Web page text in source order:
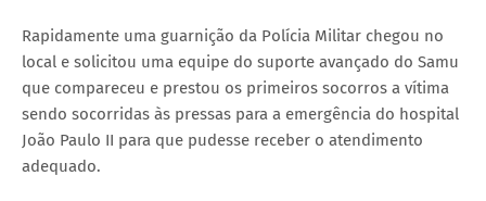
Rapidamente uma guarnição da Polícia Militar chegou no
local e solicitou uma equipe do suporte avançado do Samu
que compareceu e prestou os primeiros socorros a vítima
sendo socorridas às pressas para a emergência do hospital
João Paulo II para que pudesse receber o atendimento
adequado.